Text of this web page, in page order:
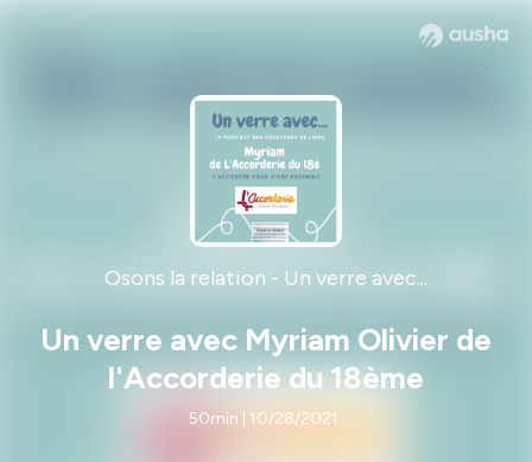
Osons la relation - Un verre avec...
Un verre avec Myriam Olivier de
l'Accorderie du 18ème
50min | 10/28/2021